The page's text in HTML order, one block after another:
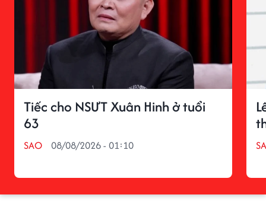
Tiếc cho NSƯT Xuân Hinh ở tuổi
63
SAO 08/08/2026 - 01:10